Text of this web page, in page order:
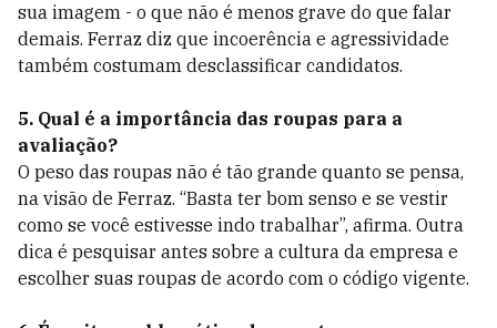
sua imagem - o que não é menos grave do que falar
demais. Ferraz diz que incoerência e agressividade
também costumam desclassificar candidatos.
5. Qual é a importância das roupas para a
avaliação?
O peso das roupas não é tão grande quanto se pensa,
na visão de Ferraz. “Basta ter bom senso e se vestir
como se você estivesse indo trabalhar”, afirma. Outra
dica é pesquisar antes sobre a cultura da empresa e
escolher suas roupas de acordo com o código vigente.